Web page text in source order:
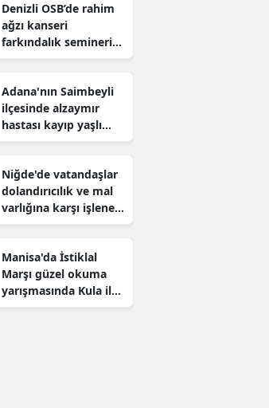
Denizli OSB’de rahim
ağzı kanseri
farkındalık semineri
düzenlendi
Adana'nın Saimbeyli
ilçesinde alzaymır
hastası kayıp yaşlı
adam aranıyor
Niğde'de vatandaşlar
dolandırıcılık ve mal
varlığına karşı işlenen
suçlar konusunda
Manisa'da İstiklal
Marşı güzel okuma
yarışmasında Kula il
birincisi oldu